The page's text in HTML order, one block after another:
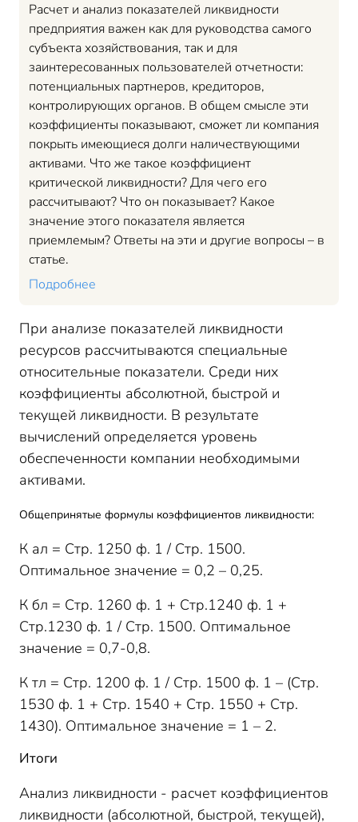
Расчет и анализ показателей ликвидности
предприятия важен как для руководства самого
субъекта хозяйствования, так и для
заинтересованных пользователей отчетности:
потенциальных партнеров, кредиторов,
контролирующих органов. В общем смысле эти
коэффициенты показывают, сможет ли компания
покрыть имеющиеся долги наличествующими
активами. Что же такое коэффициент
критической ликвидности? Для чего его
рассчитывают? Что он показывает? Какое
значение этого показателя является
приемлемым? Ответы на эти и другие вопросы – в
статье.
Подробнее
При анализе показателей ликвидности
ресурсов рассчитываются специальные
относительные показатели. Среди них
коэффициенты абсолютной, быстрой и
текущей ликвидности. В результате
вычислений определяется уровень
обеспеченности компании необходимыми
активами.
Общепринятые формулы коэффициентов ликвидности:
К ал = Стр. 1250 ф. 1 / Стр. 1500.
Оптимальное значение = 0,2 – 0,25.
К бл = Стр. 1260 ф. 1 + Стр.1240 ф. 1 +
Стр.1230 ф. 1 / Стр. 1500. Оптимальное
значение = 0,7-0,8.
К тл = Стр. 1200 ф. 1 / Стр. 1500 ф. 1 – (Стр.
1530 ф. 1 + Стр. 1540 + Стр. 1550 + Стр.
1430). Оптимальное значение = 1 – 2.
Итоги
Анализ ликвидности - расчет коэффициентов
ликвидности (абсолютной, быстрой, текущей),